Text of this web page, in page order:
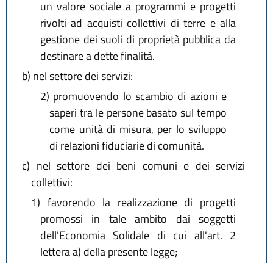
un valore sociale a programmi e progetti
rivolti ad acquisti collettivi di terre e alla
gestione dei suoli di proprietà pubblica da
destinare a dette finalità.
b) nel settore dei servizi:
2) promuovendo lo scambio di azioni e
saperi tra le persone basato sul tempo
come unità di misura, per lo sviluppo
di relazioni fiduciarie di comunità.
c) nel settore dei beni comuni e dei servizi
collettivi:
1) favorendo la realizzazione di progetti
promossi in tale ambito dai soggetti
dell'Economia Solidale di cui all'art. 2
lettera a) della presente legge;